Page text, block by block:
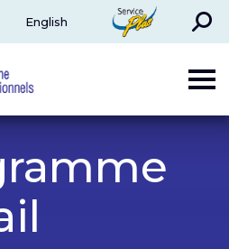
English
ServicePlus
Rechercher